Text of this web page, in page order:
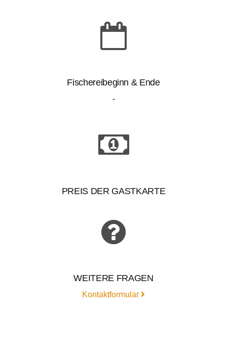
Fischereibeginn & Ende
-
PREIS DER GASTKARTE
WEITERE FRAGEN
Kontaktformular